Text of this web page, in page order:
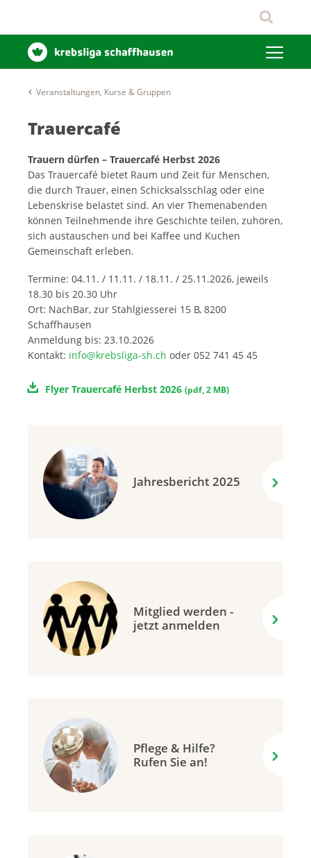
Veranstaltungen, Kurse & Gruppen
Trauercafé
Trauern dürfen – Trauercafé Herbst 2026
Das Trauercafé bietet Raum und Zeit für Menschen,
die durch Trauer, einen Schicksalsschlag oder eine
Lebenskrise belastet sind. An vier Themenabenden
können Teilnehmende ihre Geschichte teilen, zuhören,
sich austauschen und bei Kaffee und Kuchen
Gemeinschaft erleben.
Termine: 04.11. / 11.11. / 18.11. / 25.11.2026, jeweils
18.30 bis 20.30 Uhr
Ort: NachBar, zur Stahlgiesserei 15 B, 8200
Schaffhausen
Anmeldung bis: 23.10.2026
Kontakt: info@krebsliga-sh.ch oder 052 741 45 45
Flyer Trauercafé Herbst 2026 (pdf,2 MB)
Jahresbericht 2025
Mitglied werden -
jetzt anmelden
Pflege & Hilfe?
Rufen Sie an!